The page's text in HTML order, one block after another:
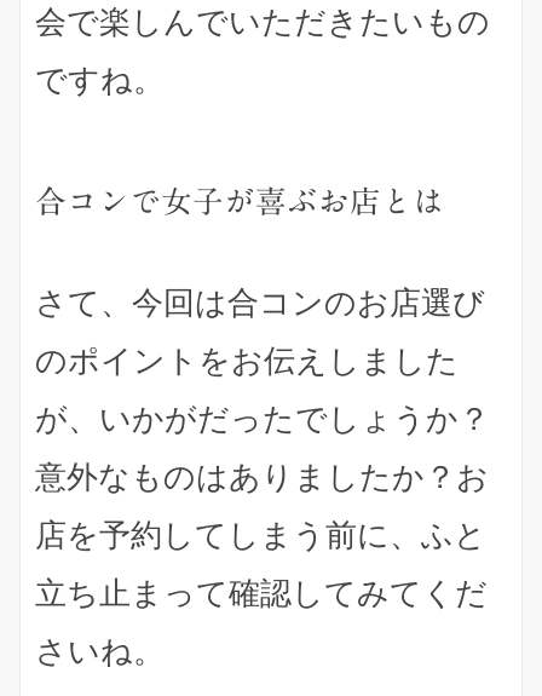
会で楽しんでいただきたいもの
ですね。
合コンで女子が喜ぶお店とは
さて、今回は合コンのお店選び
のポイントをお伝えしました
が、いかがだったでしょうか？
意外なものはありましたか？お
店を予約してしまう前に、ふと
立ち止まって確認してみてくだ
さいね。